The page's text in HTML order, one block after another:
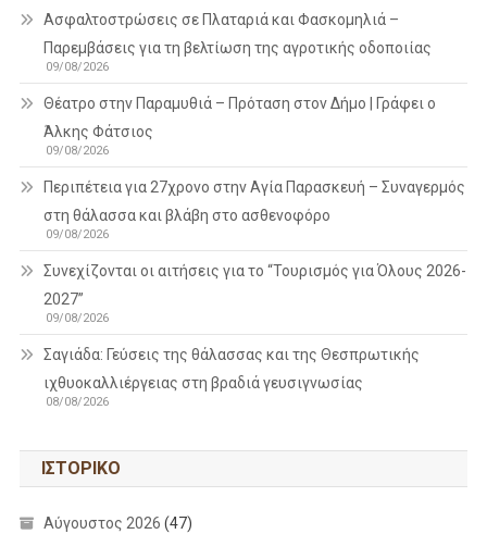
Ασφαλτοστρώσεις σε Πλαταριά και Φασκομηλιά –
Παρεμβάσεις για τη βελτίωση της αγροτικής οδοποιίας
09/08/2026
Θέατρο στην Παραμυθιά – Πρόταση στον Δήμο | Γράφει ο
Άλκης Φάτσιος
09/08/2026
Περιπέτεια για 27χρονο στην Αγία Παρασκευή – Συναγερμός
στη θάλασσα και βλάβη στο ασθενοφόρο
09/08/2026
Συνεχίζονται οι αιτήσεις για το “Τουρισμός για Όλους 2026-
2027”
09/08/2026
Σαγιάδα: Γεύσεις της θάλασσας και της Θεσπρωτικής
ιχθυοκαλλιέργειας στη βραδιά γευσιγνωσίας
08/08/2026
ΙΣΤΟΡΙΚΌ
Αύγουστος 2026 (47)